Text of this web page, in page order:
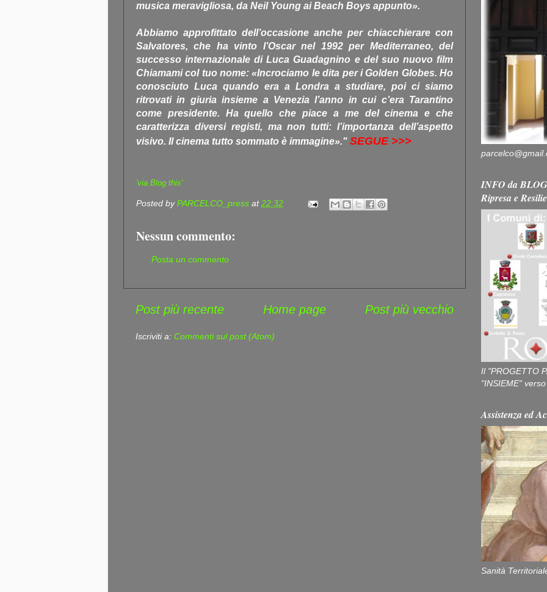
musica meravigliosa, da Neil Young ai Beach Boys appunto».
Abbiamo approfittato dell’occasione anche per chiacchierare con
Salvatores, che ha vinto l’Oscar nel 1992 per Mediterraneo, del
successo internazionale di Luca Guadagnino e del suo nuovo film
Chiamami col tuo nome: «Incrociamo le dita per i Golden Globes. Ho
conosciuto Luca quando era a Londra a studiare, poi ci siamo
ritrovati in giuria insieme a Venezia l’anno in cui c’era Tarantino
come presidente. Ha quello che piace a me del cinema e che
caratterizza diversi registi, ma non tutti: l’importanza dell’aspetto
visivo. Il cinema tutto sommato è immagine»." SEGUE >>>
'via Blog this'
Posted byPARCELCO_press at22:32
Nessun commento:
Posta un commento
Post più recente Post più vecchio
Home page
Iscriviti a: Commenti sul post (Atom)
INFO da
Ripresa e
Il "PROGETTO
"INSIEME"
Assistenza ed
Sanità